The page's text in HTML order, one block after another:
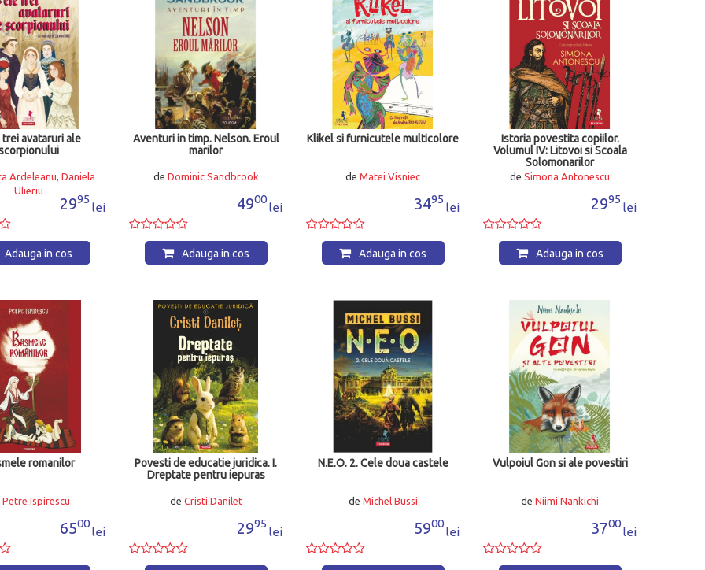
trei avataruri ale
Ardeleanu, Daniela
Ulieriu
2995
lei
Adauga in cos
Aventuri in timp. Nelson. Eroul
marilor
de Dominic Sandbrook
4900
lei
Adauga in cos
Klikel si furnicutele multicolore
de Matei Visniec
3495
lei
Adauga in cos
Istoria povestita copiilor.
Volumul IV: Litovoi si Scoala
Solomonarilor
de Simona Antonescu
2995
lei
Adauga in cos
romanilor
Petre Ispirescu
6500
lei
Povesti de educatie juridica. I.
Dreptate pentru iepuras
de Cristi Danilet
2995
lei
N.E.O. 2. Cele doua castele
de Michel Bussi
5900
lei
Vulpoiul Gon si ale povestiri
de Niimi Nankichi
3700
lei